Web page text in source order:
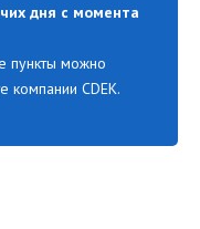
дня с момента
пункты можно
компании CDEK.